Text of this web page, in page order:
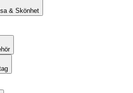
& Skönhet